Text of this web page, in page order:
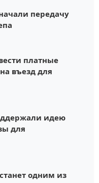
передачу
платные
въезд для
идею
для
одним из